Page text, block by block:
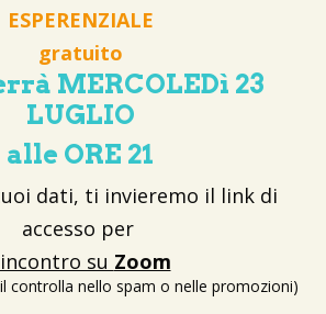
ESPERENZIALE
gratuito
MERCOLEDì 23
LUGLIO
alle ORE 21
dati, ti invieremo il link di
accesso per
su Zoom
controlla nello spam o nelle promozioni)